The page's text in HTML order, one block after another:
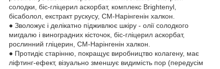
солодки, біс-гліцерил аскорбат, комплекс Brightenyl,
бісаболол, екстракт рускусу, СМ-Нарінгенін халкон.
● Зволожує і делікатно підживлює шкіру - олії солодкого
мигдалю і виноградних кісточок, біс-гліцерил аскорбат,
рослинний гліцерин, СМ-Нарінгенін халкон.
● Протидіє старінню, покращує виробництво колагену, має
ліфтинг-ефект, візуально зменшує видимість пор (передусім